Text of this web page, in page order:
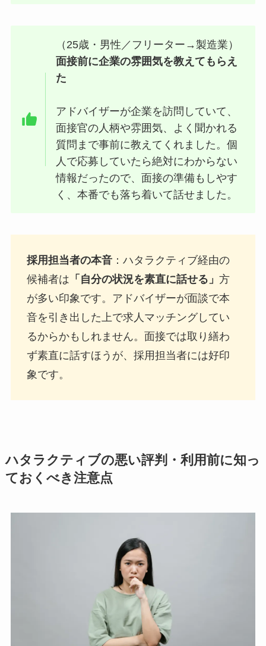
（25歳・男性／フリーター→製造業）
面接前に企業の雰囲気を教えてもらえ
た
アドバイザーが企業を訪問していて、
面接官の人柄や雰囲気、よく聞かれる
質問まで事前に教えてくれました。個
人で応募していたら絶対にわからない
情報だったので、面接の準備もしやす
く、本番でも落ち着いて話せました。
採用担当者の本音：ハタラクティブ経由の
候補者は 「自分の状況を素直に話せる」 方
が多い印象です。アドバイザーが面談で本
音を引き出した上で求人マッチングしてい
るからかもしれません。面接では取り繕わ
ず素直に話すほうが、採用担当者には好印
象です。
ハタラクティブの悪い評判・利用前に知っ
ておくべき注意点